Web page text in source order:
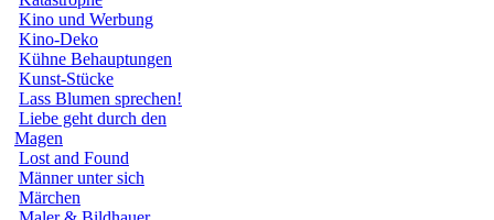
Kino und Werbung
Kino-Deko
Kühne Behauptungen
Kunst-Stücke
Lass Blumen sprechen!
Liebe geht durch den
Magen
Lost and Found
Männer unter sich
Märchen